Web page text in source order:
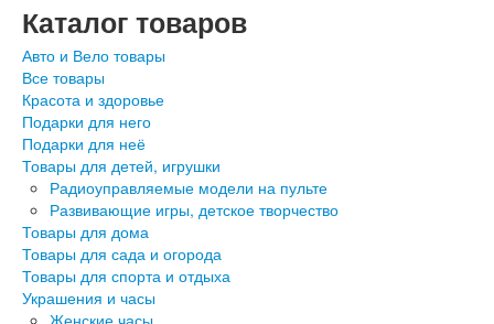
Каталог товаров
Авто и Вело товары
Все товары
Красота и здоровье
Подарки для него
Подарки для неё
Товары для детей, игрушки
Радиоуправляемые модели на пульте
Развивающие игры, детское творчество
Товары для дома
Товары для сада и огорода
Товары для спорта и отдыха
Украшения и часы
Женские часы